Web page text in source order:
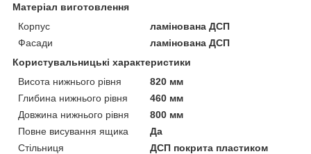
Матеріал виготовлення
Корпус
ламінована ДСП
Фасади
ламінована ДСП
Користувальницькі характеристики
Висота нижнього рівня
820 мм
Глибина нижнього рівня
460 мм
Довжина нижнього рівня
800 мм
Повне висування ящика
Да
Стільниця
ДСП покрита пластиком